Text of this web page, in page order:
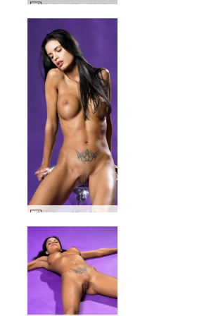
Helena Karel baignoire noire #56
Helena Karel brume violette #20